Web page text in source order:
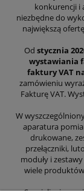
konkurencji i
niezbędne do
największą
Od stycznia
wystawiania
faktury VAT
zamówieniu
Fakturę VAT.
W
aparatura
drukowane,
przełączniki,
moduły i
wiele